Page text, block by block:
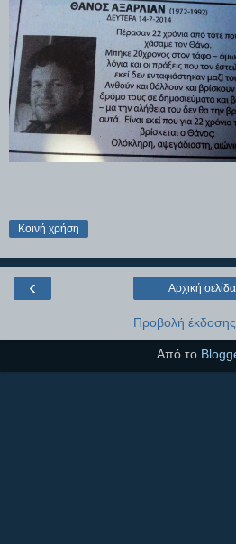
Κοινή χρήση
‹ Αρχική σελίδα
Προβολή έκδοσης
Από το